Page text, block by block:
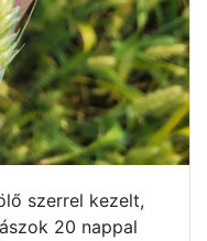
szerrel kezelt,
20 nappal